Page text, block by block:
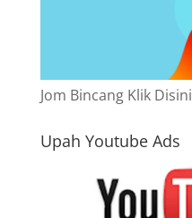
Jom Bincang Klik Disini
Upah Youtube Ads